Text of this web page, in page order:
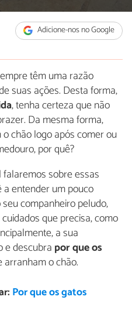
Adicione-nos no Google
têm uma razão
suas ações. Desta forma,
, tenha certeza que não
Da mesma forma,
chão logo após comer ou
por quê?
sobre essas
entender um pouco
companheiro peludo,
que precisa, como
a sua
e descubra por que os
arranham o chão.
Por que os gatos